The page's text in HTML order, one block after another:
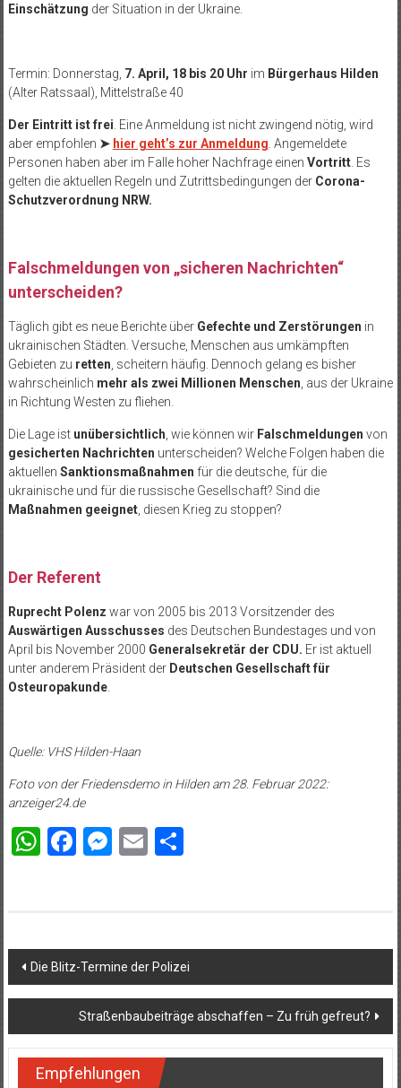
Einschätzung der Situation in der Ukraine.
Termin: Donnerstag, 7. April, 18 bis 20 Uhr im Bürgerhaus Hilden
(Alter Ratssaal), Mittelstraße 40
Der Eintritt ist frei . Eine Anmeldung ist nicht zwingend nötig, wird
aber empfohlen ➤ hier geht’s zur Anmeldung . Angemeldete
Personen haben aber im Falle hoher Nachfrage einen Vortritt. Es
gelten die aktuellen Regeln und Zutrittsbedingungen der Corona-
Schutzverordnung NRW.
Falschmeldungen von „sicheren Nachrichten“
unterscheiden?
Täglich gibt es neue Berichte über Gefechte und Zerstörungen in
ukrainischen Städten. Versuche, Menschen aus umkämpften
Gebieten zu retten , scheitern häufig. Dennoch gelang es bisher
wahrscheinlich mehr als zwei Millionen Menschen , aus der Ukraine
in Richtung Westen zu fliehen.
Die Lage ist unübersichtlich , wie können wir Falschmeldungen von
gesicherten Nachrichten unterscheiden? Welche Folgen haben die
aktuellen Sanktionsmaßnahmen für die deutsche, für die
ukrainische und für die russische Gesellschaft? Sind die
Maßnahmen geeignet, diesen Krieg zu stoppen?
Der Referent
Ruprecht Polenz war von 2005 bis 2013 Vorsitzender des
Auswärtigen Ausschusses des Deutschen Bundestages und von
April bis November 2000 Generalsekretär der CDU. Er ist aktuell
unter anderem Präsident der Deutschen Gesellschaft für
Osteuropakunde.
Quelle: VHS Hilden-Haan
Foto von der Friedensdemo in Hilden am 28. Februar 2022:
anzeiger24.de
WhatsApp
Facebook
Messenger
EmailTeilen
Beitragsnavigation
Die Blitz-Termine der Polizei
Straßenbaubeiträge abschaffen – Zu früh gefreut?
Empfehlungen